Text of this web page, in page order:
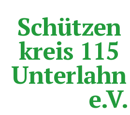
Schützen
kreis 115
Unterlahn
e.V.